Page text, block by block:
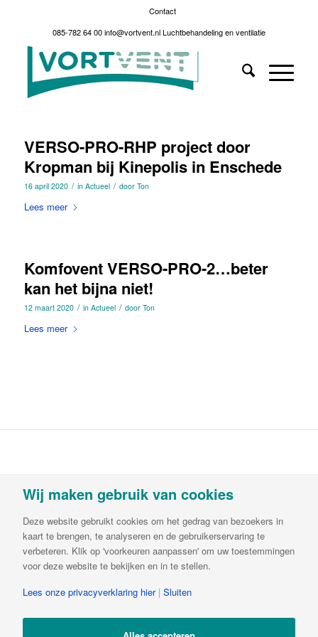
Contact
085-782 64 00info@vortvent.nlLuchtbehandeling en ventilatie
VERSO-PRO-RHP project door
Kropman bij Kinepolis in Enschede
16 april 2020 / in Actueel / door Ton
Lees meer
Komfovent VERSO-PRO-2…beter
kan het bijna niet!
12 maart 2020 / in Actueel / door Ton
Lees meer
Luchtbehandeling & Ventilatie B.V.Buitendijks 63 |
3356 LX Papendrecht | T:
info@vortvent.nl| KvK: 65549236| BTW:
NL8561.57.569B01 | IBAN NL65ABNA0644510846
Wij maken gebruik van cookies
Deze website gebruikt cookies om het gedrag van bezoekers in
kaart te brengen, te analyseren en de gebruikerservaring te
verbeteren. Klik op 'voorkeuren aanpassen' om uw toestemmingen
voor deze website te bekijken en in te stellen.
Lees onze privacyverklaring hier | Sluiten